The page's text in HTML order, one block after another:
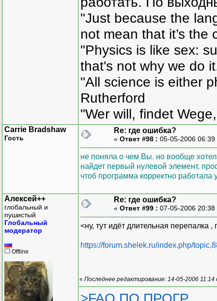
"Just because the
not mean that it’s the
"Physics is like sex:
that's not why we do
"All science is either
Rutherford
"Wer will, findet
Carrie Bradshaw
Гость
Re: где ошибка?
« Ответ #98 : 05-05-2006
не поняла о чем Вы. но вообще
найдет первый нулевой элемент,
чтоб программа корректно
Алексей++
глобальный и
пушистый
Глобальный
модератор
Offline
Re: где ошибка?
« Ответ #99 : 07-05-2006
<ну, тут идёт длительная перепалка
https://forum.shelek.ru/index.php/
« Последнее редактирование: 14-05-2006 11:14